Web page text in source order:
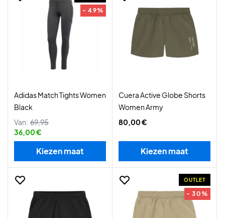
- 49%
Adidas Match Tights Women
Black
Van: 69,95
36,00 €
Kiezen maat
Cuera Active Globe Shorts
Women Army
80,00 €
Kiezen maat
OUTLET
- 30%